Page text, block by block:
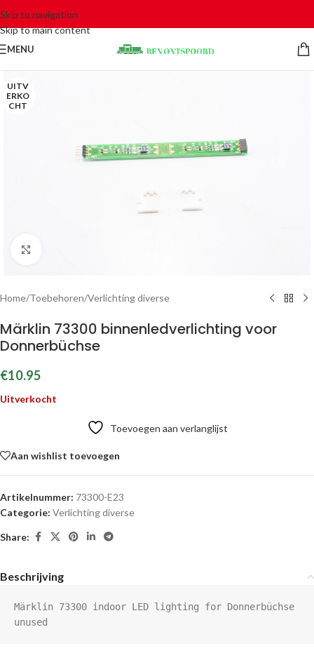
Skip to navigation
Skip to main content
MENU
UITV
ERKO
CHT
Home/Toebehoren/Verlichting diverse
Märklin 73300 binnenledverlichting voor
Donnerbüchse
€10.95
Uitverkocht
Toevoegen aan verlanglijst
Aan wishlist toevoegen
Artikelnummer: 73300-E23
Categorie: Verlichting diverse
Share:
Beschrijving
Märklin 73300 indoor LED lighting for Donnerbüchse
unused